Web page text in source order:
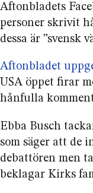
Aftonbladets
personer skrivit
dessa är ”svensk
Aftonbladet
USA öppet firar
hånfulla
Ebba Busch
som säger att de
debattören men
beklagar Kirks